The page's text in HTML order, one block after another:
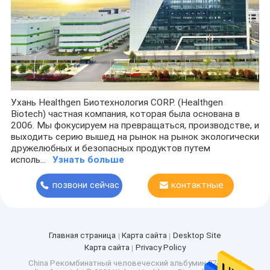
Ухань Healthgen Биотехнология CORP. (Healthgen
Biotech) частная компания, которая была основана в
2006. Мы фокусируем на превращаться, производстве, и
выходить серию вышед на рынок на рынок экологически
дружелюбных и безопасных продуктов путем
исполь...
Узнать больше
позвони сейчас контактные
Главная страница Карта сайта
Desktop Site
Карта сайта
Privacy Policy
China Рекомбинатный человеческий альбумин 274-272-6